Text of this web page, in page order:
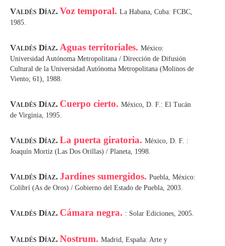
Valdés Díaz. Voz temporal. La Habana, Cuba: FCBC,
1985.
Valdés Díaz. Aguas territoriales. México:
Universidad Autónoma Metropolitana / Dirección de Difusión
Cultural de la Universidad Autónoma Metropolitana (Molinos de
Viento; 61), 1988.
Valdés Díaz. Cuerpo cierto. México, D. F.: El Tucán
de Virginia, 1995.
Valdés Díaz. La puerta giratoria. México, D. F. :
Joaquín Mortiz (Las Dos Orillas) / Planeta, 1998.
Valdés Díaz. Jardines sumergidos. Puebla, México:
Colibrí (As de Oros) / Gobierno del Estado de Puebla, 2003.
Valdés Díaz. Cámara negra. : Solar Ediciones, 2005.
Valdés Díaz. Nostrum. Madrid, España: Arte y